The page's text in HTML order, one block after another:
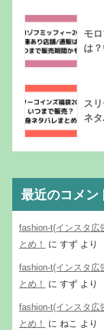
モ
は
ス
ネタ
最近のコメン
fashion-t(インスタ広
とめ！
に すずより
fashion-t(インスタ広
とめ！
に すずより
fashion-t(インスタ広
とめ！
に ねこ より